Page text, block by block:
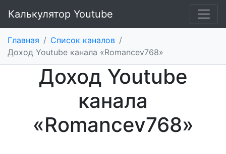
Калькулятор Youtube
Главная / Список каналов /
Доход Youtube канала «Romancev768»
Доход Youtube
канала
«Romancev768»